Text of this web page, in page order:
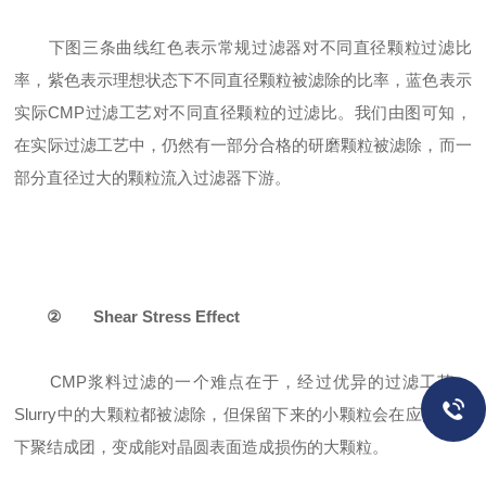
下图三条曲线红色表示常规过滤器对不同直径颗粒过滤比
率，紫色表示理想状态下不同直径颗粒被滤除的比率，蓝色表示
实际CMP过滤工艺对不同直径颗粒的过滤比。我们由图可知，
在实际过滤工艺中，仍然有一部分合格的研磨颗粒被滤除，而一
部分直径过大的颗粒流入过滤器下游。
② Shear Stress Effect
CMP浆料过滤的一个难点在于，经过优异的过滤工艺，
Slurry中的大颗粒都被滤除，但保留下来的小颗粒会在应力作用
下聚结成团，变成能对晶圆表面造成损伤的大颗粒。